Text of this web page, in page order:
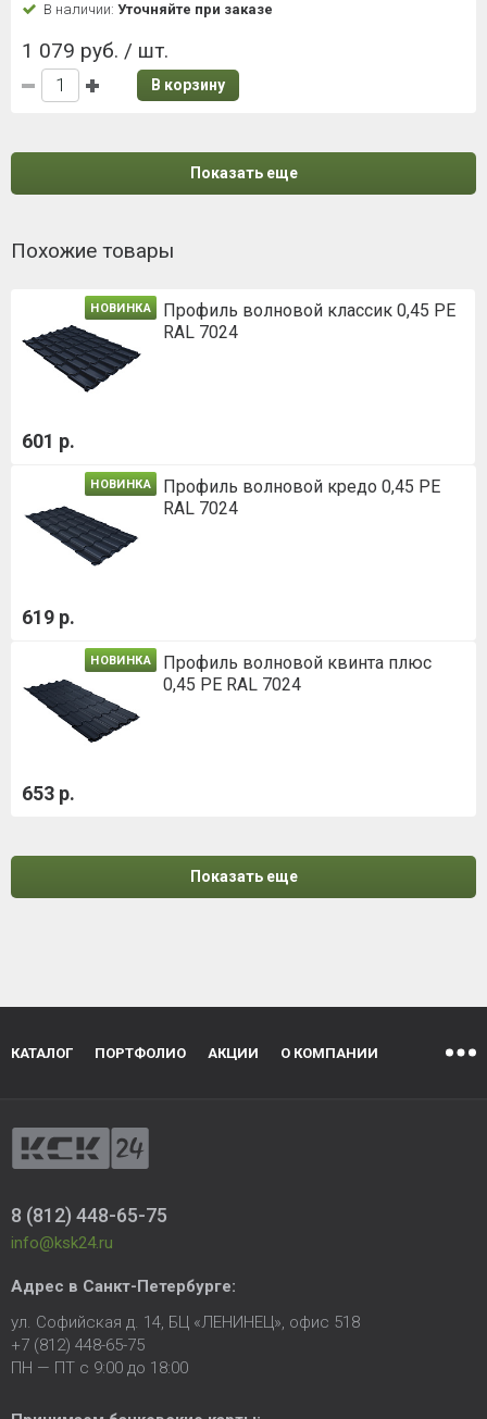
В наличии: Уточняйте при заказе
1 079 руб. / шт.
В корзину
Показать еще
Похожие товары
НОВИНКА
Профиль волновой классик 0,45 PE
RAL 7024
601 р.
НОВИНКА
Профиль волновой кредо 0,45 PE
RAL 7024
619 р.
НОВИНКА
Профиль волновой квинта плюс
0,45 PE RAL 7024
653 р.
Показать еще
КАТАЛОГ ПОРТФОЛИО АКЦИИ О КОМПАНИИ
8 (812) 448-65-75
info@ksk24.ru
Адрес в Санкт-Петербурге:
ул. Софийская д. 14, БЦ «ЛЕНИНЕЦ», офис 518
+7 (812) 448-65-75
ПН — ПТ с 9:00 до 18:00